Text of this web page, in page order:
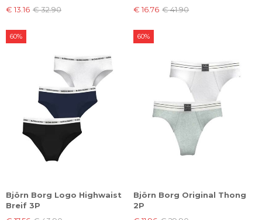
€ 13.16 € 32.90 € 16.76 € 41.90
Björn Borg Logo Highwaist
Breif 3P
60%
Björn Borg Original Thong
2P
60%